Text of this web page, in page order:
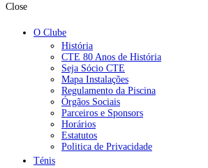
Close
O Clube
História
CTE 80 Anos de História
Seja Sócio CTE
Mapa Instalações
Regulamento da Piscina
Órgãos Sociais
Parceiros e Sponsors
Horários
Estatutos
Politica de Privacidade
Ténis